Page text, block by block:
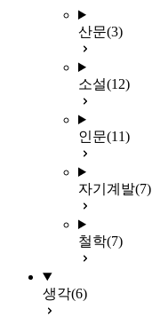
산문(3)
소설(12)
인문(11)
자기계발(7)
철학(7)
생각(6)